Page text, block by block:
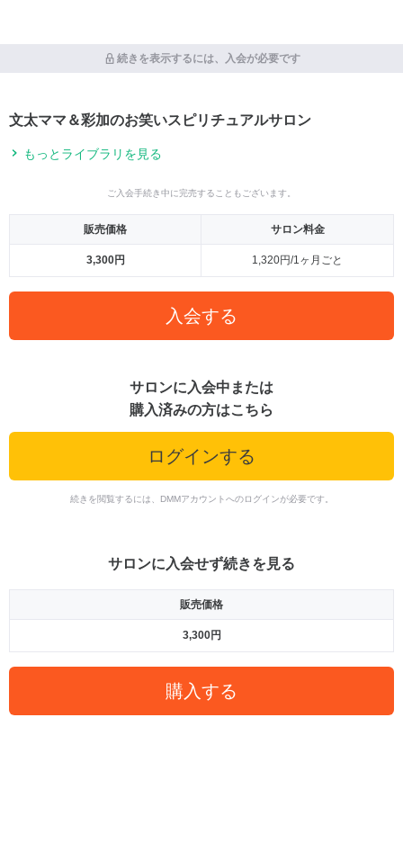
続きを表示するには、入会が必要です
文太ママ＆彩加のお笑いスピリチュアルサロン
もっとライブラリを見る
ご入会手続き中に完売することもございます。
販売価格 サロン料金
3,300円 1,320円/1ヶ月ごと
入会する
サロンに入会中または
購入済みの方はこちら
ログインする
続きを閲覧するには、DMMアカウントへのログインが必要です。
サロンに入会せず続きを見る
販売価格
3,300円
購入する